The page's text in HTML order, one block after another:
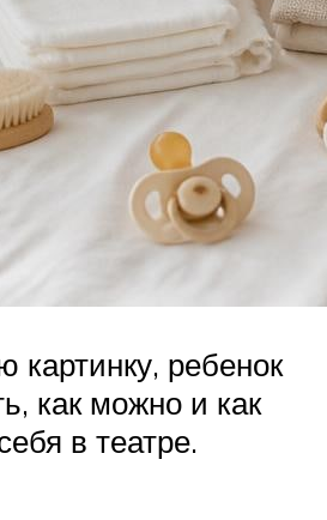
картинку, ребенок
как можно и как
в театре.